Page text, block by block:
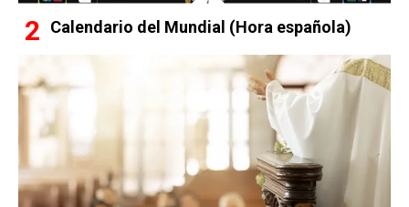
Calendario del Mundial (Hora española)